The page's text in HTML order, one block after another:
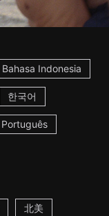
Bahasa Indonesia
한국어
Português
北美